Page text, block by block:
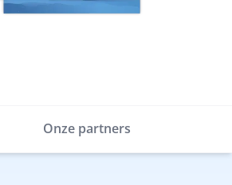
Onze partners